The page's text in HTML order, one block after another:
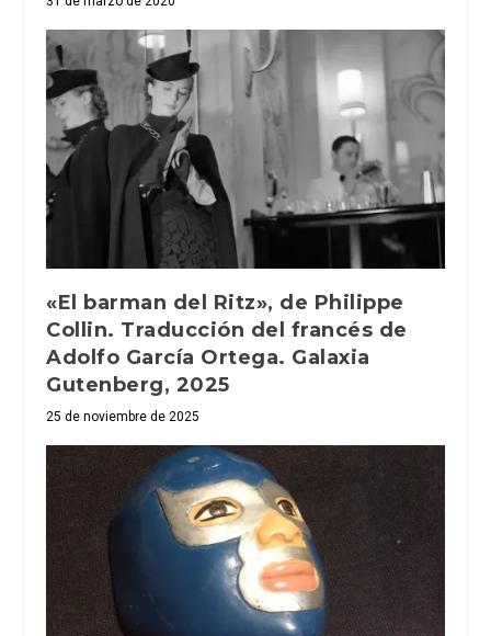
«El barman del Ritz», de Philippe
Collin. Traducción del francés de
Adolfo García Ortega. Galaxia
Gutenberg, 2025
25 de noviembre de 2025